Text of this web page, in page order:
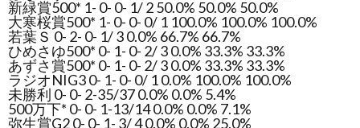
新緑賞500* 1- 0- 0- 1/ 2 50.0% 50.0% 50.0%
大寒桜賞500* 1- 0- 0- 0/ 1 100.0% 100.0% 100.0%
若葉Ｓ 0- 2- 0- 1/ 3 0.0% 66.7% 66.7%
ひめさゆ500* 0- 1- 0- 2/ 3 0.0% 33.3% 33.3%
あずさ賞500* 0- 1- 0- 2/ 3 0.0% 33.3% 33.3%
ラジオNIG3 0- 1- 0- 0/ 1 0.0% 100.0% 100.0%
未勝利 0- 0- 2-35/37 0.0% 0.0% 5.4%
500万下* 0- 0- 1-13/14 0.0% 0.0% 7.1%
弥生賞G2 0- 0- 1- 3/ 4 0.0% 0.0% 25.0%